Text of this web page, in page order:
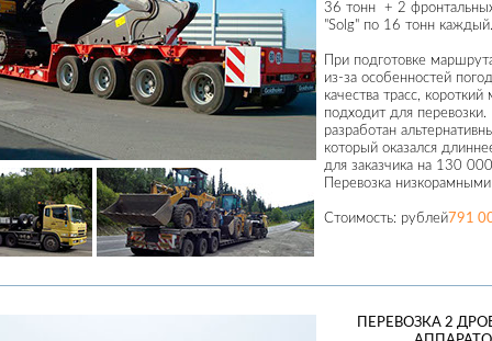
36 тонн + 2
"Solg" по 16 тонн каждый.
При подготовке
из-за особенностей
качества трасс,
подходит для
разработан
который оказался
для заказчика на 130
Перевозка
Стоимость: рублей791
ПЕРЕВОЗКА 2